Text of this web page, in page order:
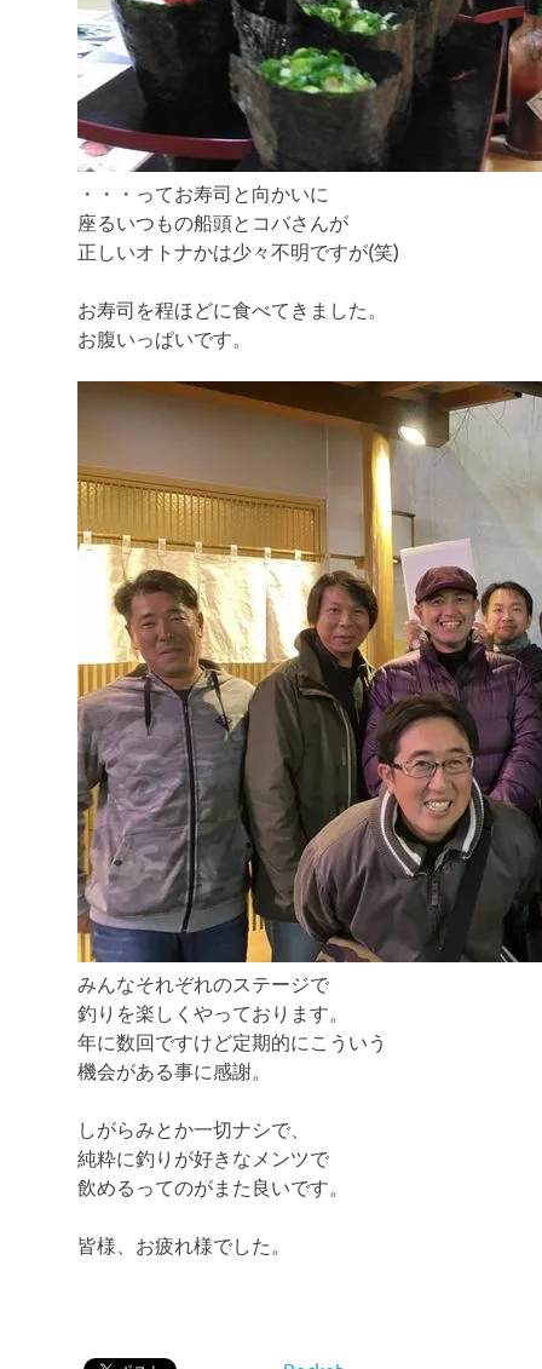
・・・ってお寿司と向かいに
座るいつもの船頭とコバさんが
正しいオトナかは少々不明ですが(笑)
お寿司を程ほどに食べてきました。
お腹いっぱいです。
みんなそれぞれのステージで
釣りを楽しくやっております。
年に数回ですけど定期的にこういう
機会がある事に感謝。
しがらみとか一切ナシで、
純粋に釣りが好きなメンツで
飲めるってのがまた良いです。
皆様、お疲れ様でした。